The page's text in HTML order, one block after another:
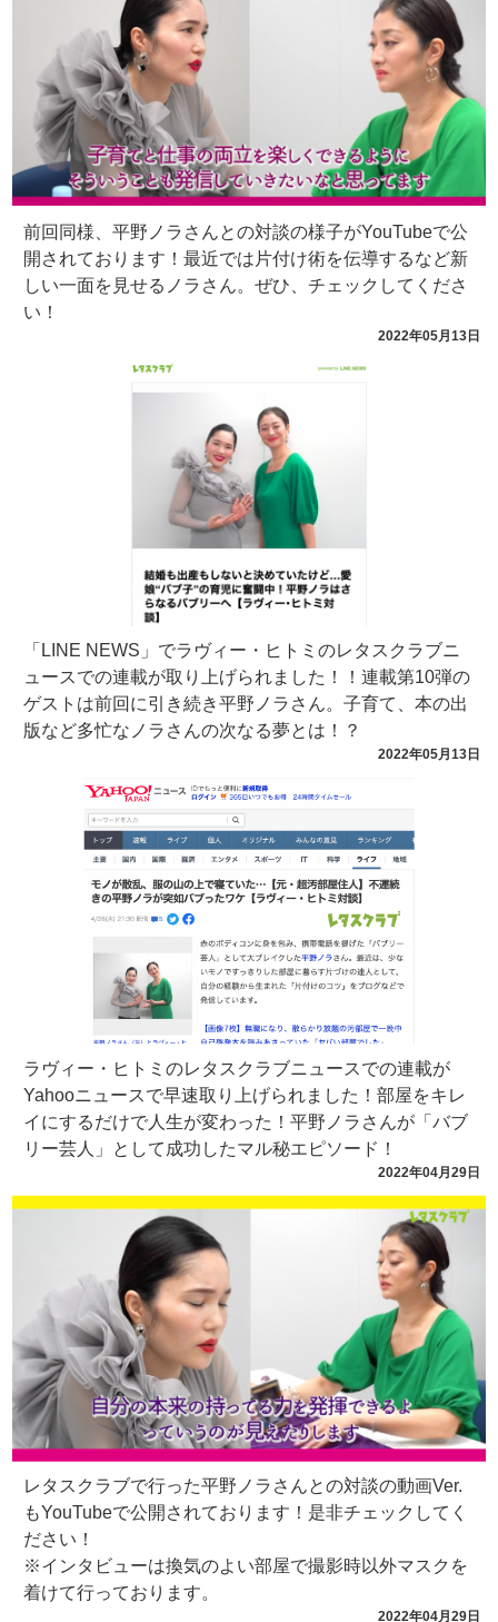
2022年05月13日
前回同様、平野ノラさんとの対談の様子がYouTubeで公
開されております！最近では片付け術を伝導するなど新
しい一面を見せるノラさん。ぜひ、チェックしてくださ
い！
2022年05月13日
「LINE NEWS」でラヴィー・ヒトミのレタスクラブニ
ュースでの連載が取り上げられました！！連載第10弾の
ゲストは前回に引き続き平野ノラさん。子育て、本の出
版など多忙なノラさんの次なる夢とは！？
2022年04月29日
ラヴィー・ヒトミのレタスクラブニュースでの連載が
Yahooニュースで早速取り上げられました！部屋をキレ
イにするだけで人生が変わった！平野ノラさんが「バブ
リー芸人」として成功したマル秘エピソード！
2022年04月29日
レタスクラブで行った平野ノラさんとの対談の動画Ver.
もYouTubeで公開されております！是非チェックしてく
ださい！
※インタビューは換気のよい部屋で撮影時以外マスクを
着けて行っております。